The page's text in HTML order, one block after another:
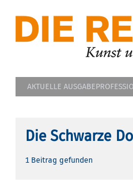
AKTUELLE AUSGABE
Die Schwarze
1 Beitrag gefunden